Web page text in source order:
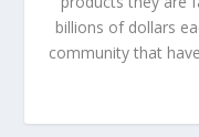
billions of dollars
community that